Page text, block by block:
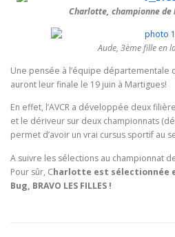
Charlotte, championne de
Aude, 3ème fille en
Une pensée à l’équipe départementale
auront leur finale le 19 juin à Martigues!
En effet, l’AVCR a développée deux
et le dériveur sur deux championnats
permet d’avoir un vrai cursus sportif au
A suivre les sélections au championnat
Pour sûr, Charlotte est sélectionnée
Bug, BRAVO LES FILLES !